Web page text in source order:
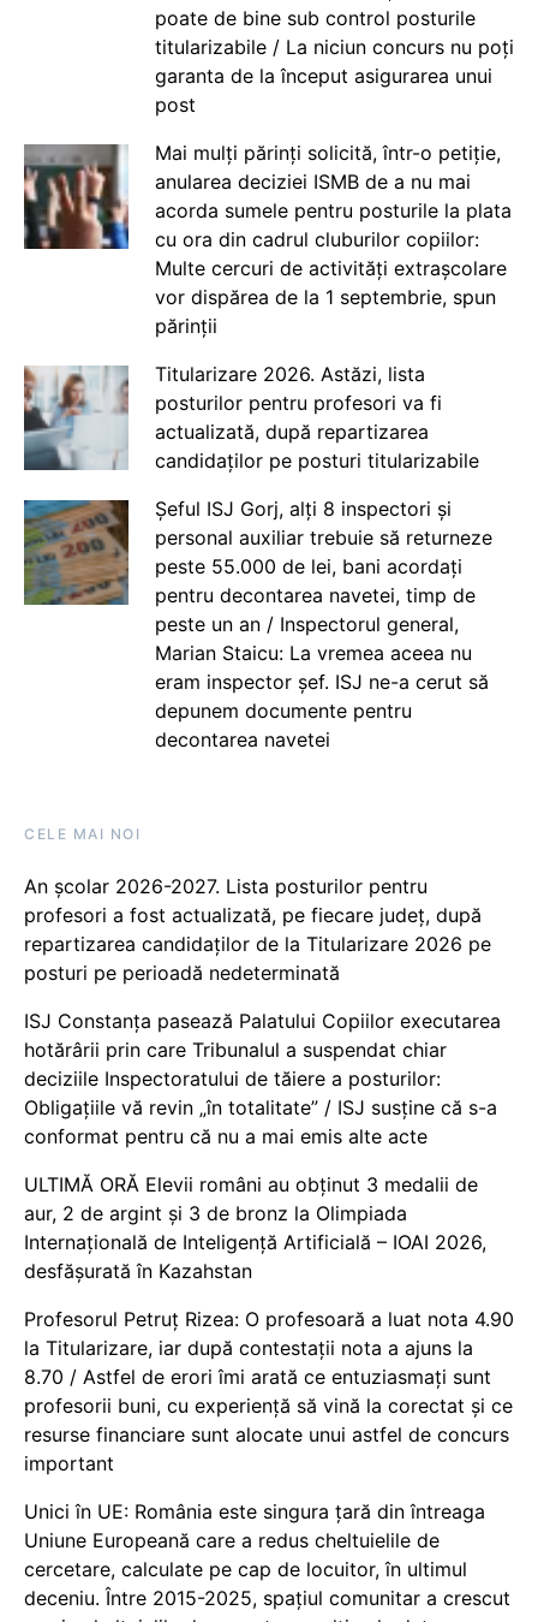
poate de bine sub control posturile
titularizabile / La niciun concurs nu poți
garanta de la început asigurarea unui
post
Mai mulți părinți solicită, într-o petiție,
anularea deciziei ISMB de a nu mai
acorda sumele pentru posturile la plata
cu ora din cadrul cluburilor copiilor:
Multe cercuri de activități extrașcolare
vor dispărea de la 1 septembrie, spun
părinții
Titularizare 2026. Astăzi, lista
posturilor pentru profesori va fi
actualizată, după repartizarea
candidaților pe posturi titularizabile
Șeful ISJ Gorj, alți 8 inspectori și
personal auxiliar trebuie să returneze
peste 55.000 de lei, bani acordați
pentru decontarea navetei, timp de
peste un an / Inspectorul general,
Marian Staicu: La vremea aceea nu
eram inspector șef. ISJ ne-a cerut să
depunem documente pentru
decontarea navetei
CELE MAI NOI
An școlar 2026-2027. Lista posturilor pentru
profesori a fost actualizată, pe fiecare județ, după
repartizarea candidaților de la Titularizare 2026 pe
posturi pe perioadă nedeterminată
ISJ Constanța pasează Palatului Copiilor executarea
hotărârii prin care Tribunalul a suspendat chiar
deciziile Inspectoratului de tăiere a posturilor:
Obligațiile vă revin „în totalitate” / ISJ susține că s-a
conformat pentru că nu a mai emis alte acte
ULTIMĂ ORĂ Elevii români au obținut 3 medalii de
aur, 2 de argint și 3 de bronz la Olimpiada
Internațională de Inteligență Artificială – IOAI 2026,
desfășurată în Kazahstan
Profesorul Petruț Rizea: O profesoară a luat nota 4.90
la Titularizare, iar după contestații nota a ajuns la
8.70 / Astfel de erori îmi arată ce entuziasmați sunt
profesorii buni, cu experiență să vină la corectat și ce
resurse financiare sunt alocate unui astfel de concurs
important
Unici în UE: România este singura țară din întreaga
Uniune Europeană care a redus cheltuielile de
cercetare, calculate pe cap de locuitor, în ultimul
deceniu. Între 2015-2025, spațiul comunitar a crescut